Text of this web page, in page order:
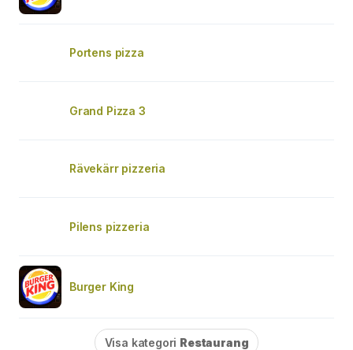
Portens pizza
Grand Pizza 3
Rävekärr pizzeria
Pilens pizzeria
Burger King
Visa kategori Restaurang